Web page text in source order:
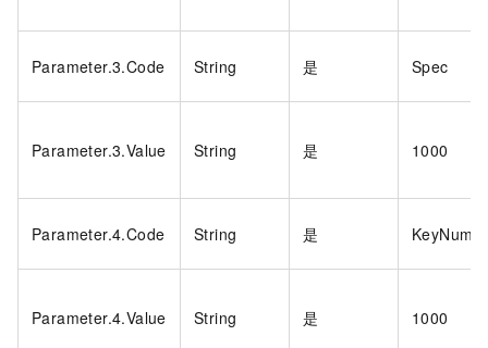
Parameter.3.Code String 是 Spec
Parameter.3.Value String 是 1000
Parameter.4.Code String 是 KeyNum
Parameter.4.Value String 是 1000